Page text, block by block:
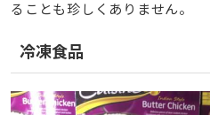
ることも珍しくありません。
冷凍食品